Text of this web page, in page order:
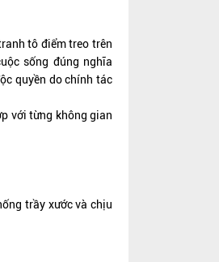
tô điểm treo trên
sống đúng nghĩa
quyền do chính tác
với từng không gian
trầy xước và chịu